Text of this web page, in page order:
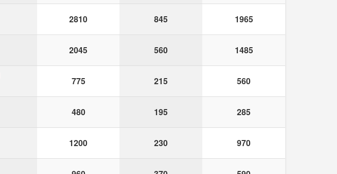
2810 845 1965
2045 560 1485
775 215 560
480 195 285
1200 230 970